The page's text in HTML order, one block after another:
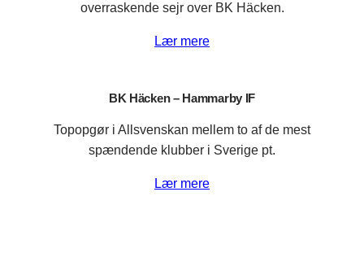
overraskende sejr over BK Häcken.
Lær mere
BK Häcken – Hammarby IF
Topopgør i Allsvenskan mellem to af de mest
spændende klubber i Sverige pt.
Lær mere